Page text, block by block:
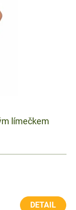
límečkem
DETAIL